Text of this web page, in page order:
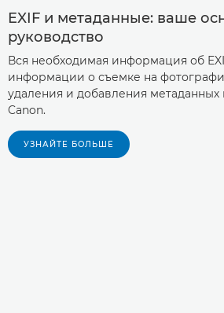
Экстендеры объектива
Удлинительные тубусы для
Многослойный
Электронный и ручной зум
EXIF и метаданные: ваше
руководство
Вся необходимая информация об
информации о съемке на
удаления и добавления
Canon.
УЗНАЙТЕ БОЛЬШЕ